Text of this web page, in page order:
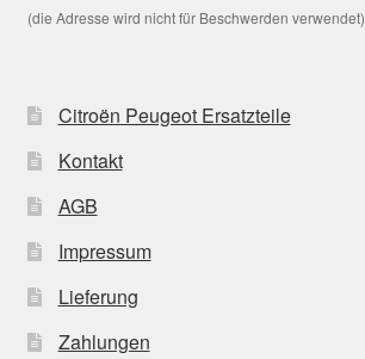
(die Adresse wird nicht für Beschwerden verwendet)
Citroën Peugeot Ersatzteile
Kontakt
AGB
Impressum
Lieferung
Zahlungen